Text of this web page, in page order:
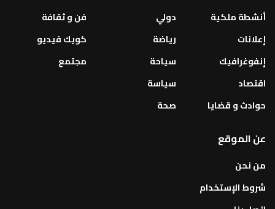
أنشطة ملكية
إعلانات
إنفوغرافيك
اقتصاد
حوادث و قضايا
دولي
رياضة
سياحة
سياسة
صحة
فن و ثقافة
كويك فيديو
مجتمع
عن الموقع
من نحن
شروط الإستخدام